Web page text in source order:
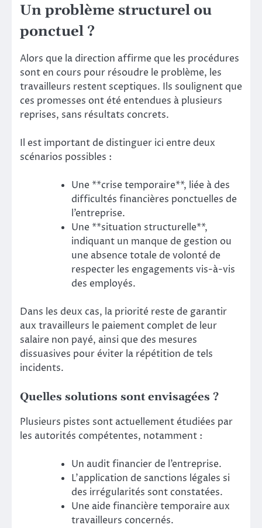
Un problème structurel ou
ponctuel ?
Alors que la direction affirme que les procédures
sont en cours pour résoudre le problème, les
travailleurs restent sceptiques. Ils soulignent que
ces promesses ont été entendues à plusieurs
reprises, sans résultats concrets.
Il est important de distinguer ici entre deux
scénarios possibles :
Une **crise temporaire**, liée à des
difficultés financières ponctuelles de
l’entreprise.
Une **situation structurelle**,
indiquant un manque de gestion ou
une absence totale de volonté de
respecter les engagements vis-à-vis
des employés.
Dans les deux cas, la priorité reste de garantir
aux travailleurs le paiement complet de leur
salaire non payé, ainsi que des mesures
dissuasives pour éviter la répétition de tels
incidents.
Quelles solutions sont envisagées ?
Plusieurs pistes sont actuellement étudiées par
les autorités compétentes, notamment :
Un audit financier de l’entreprise.
L’application de sanctions légales si
des irrégularités sont constatées.
Une aide financière temporaire aux
travailleurs concernés.